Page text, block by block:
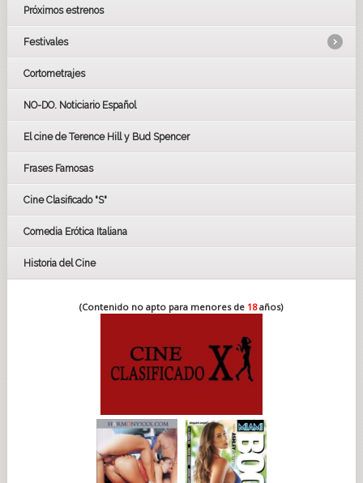
Próximos estrenos
Festivales
LOS OSCARS
GOYAS
BAFTA
Cortometrajes
NO-DO. Noticiario Español
El cine de Terence Hill y Bud Spencer
Frases Famosas
Cine Clasificado "S"
Comedia Erótica Italiana
Historia del Cine
(Contenido no apto para menores de 18años)